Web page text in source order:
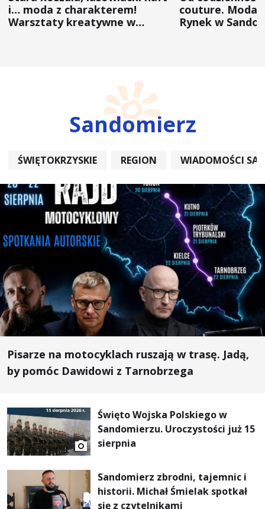
i… moda z charakterem!
Warsztaty kreatywne w
couture. Moda
Rynek w
Sandomierz
ŚWIĘTOKRZYSKIE REGION WIADOMOŚCI
Pisarze na motocyklach ruszają w trasę. Jadą,
by pomóc Dawidowi z Tarnobrzega
Święto Wojska Polskiego w
Sandomierzu. Uroczystości już 15
sierpnia
Sandomierz zbrodni, tajemnic i
historii. Michał Śmielak spotkał
się z czytelnikami